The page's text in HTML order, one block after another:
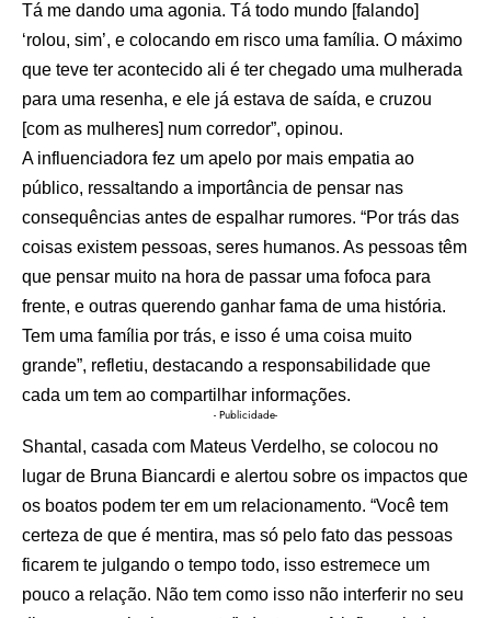
Tá me dando uma agonia. Tá todo mundo [falando]
‘rolou, sim’, e colocando em risco uma família. O máximo
que teve ter acontecido ali é ter chegado uma mulherada
para uma resenha, e ele já estava de saída, e cruzou
[com as mulheres] num corredor”, opinou.
A influenciadora fez um apelo por mais empatia ao
público, ressaltando a importância de pensar nas
consequências antes de espalhar rumores. “Por trás das
coisas existem pessoas, seres humanos. As pessoas têm
que pensar muito na hora de passar uma fofoca para
frente, e outras querendo ganhar fama de uma história.
Tem uma família por trás, e isso é uma coisa muito
grande”, refletiu, destacando a responsabilidade que
cada um tem ao compartilhar informações.
- Publicidade-
Shantal, casada com Mateus Verdelho, se colocou no
lugar de Bruna Biancardi e alertou sobre os impactos que
os boatos podem ter em um relacionamento. “Você tem
certeza de que é mentira, mas só pelo fato das pessoas
ficarem te julgando o tempo todo, isso estremece um
pouco a relação. Não tem como isso não interferir no seu